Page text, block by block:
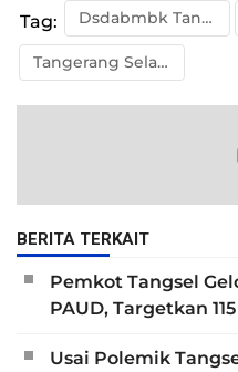
Tag: Dsdabmbk Tangsel
Tangerang Selatan
BERITA TERKAIT
Pemkot Tangsel
PAUD, Targetkan
Usai Polemik